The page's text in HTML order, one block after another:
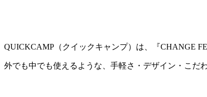
QUICKCAMP（クイックキャンプ）は、『CHANGE
外でも中でも使えるような、手軽さ・デザイン・こだ